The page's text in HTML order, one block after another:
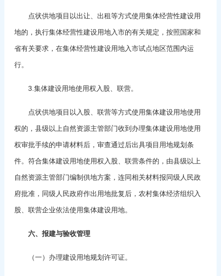
点状供地项目以出让、出租等方式使用集体经营性建设用
地的，执行集体经营性建设用地入市的有关规定，按照国家和
省有关要求，在集体经营性建设用地入市试点地区范围内运
行。
3.集体建设用地使用权入股、联营。
点状供地项目以入股、联营等方式使用集体建设用地使用
权的，县级以上自然资源主管部门收到办理集体建设用地使用
权审批手续的申请材料后，审查通过后出具项目用地规划条
件。符合集体建设用地使用权入股、联营条件的，由县级以上
自然资源主管部门编制供地方案，连同相关材料报同级人民政
府批准，同级人民政府作出用地批复后，农村集体经济组织入
股、联营企业依法使用集体建设用地。
六、报建与验收管理
（一）办理建设用地规划许可证。